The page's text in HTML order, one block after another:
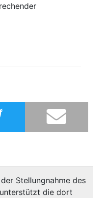
Stellungnahme des
die dort